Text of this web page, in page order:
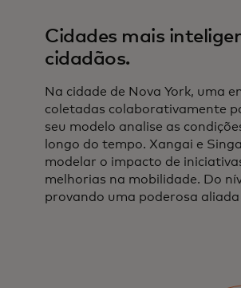
Cidades mais
cidadãos.
Na cidade de Nova York, uma
coletadas colaborativamente
seu modelo analise as
longo do tempo. Xangai e
modelar o impacto de
melhorias na mobilidade. Do
provando uma poderosa